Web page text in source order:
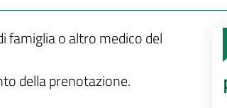
famiglia o altro medico del
della prenotazione.